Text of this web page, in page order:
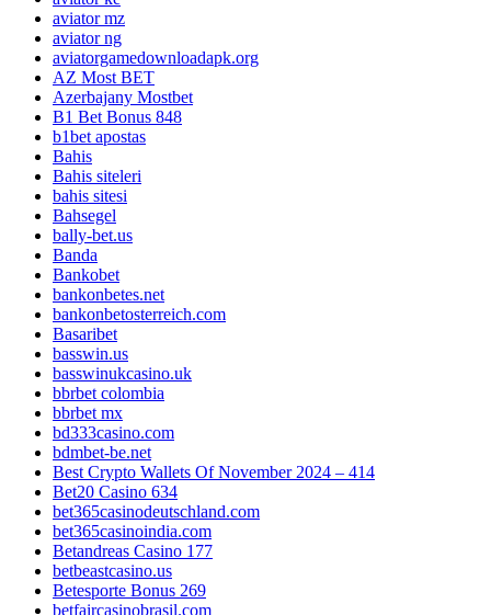
aviator mz
aviator ng
aviatorgamedownloadapk.org
AZ Most BET
Azerbajany Mostbet
B1 Bet Bonus 848
b1bet apostas
Bahis
Bahis siteleri
bahis sitesi
Bahsegel
bally-bet.us
Banda
Bankobet
bankonbetes.net
bankonbetosterreich.com
Basaribet
basswin.us
basswinukcasino.uk
bbrbet colombia
bbrbet mx
bd333casino.com
bdmbet-be.net
Best Crypto Wallets Of November 2024 – 414
Bet20 Casino 634
bet365casinodeutschland.com
bet365casinoindia.com
Betandreas Casino 177
betbeastcasino.us
Betesporte Bonus 269
betfaircasinobrasil.com